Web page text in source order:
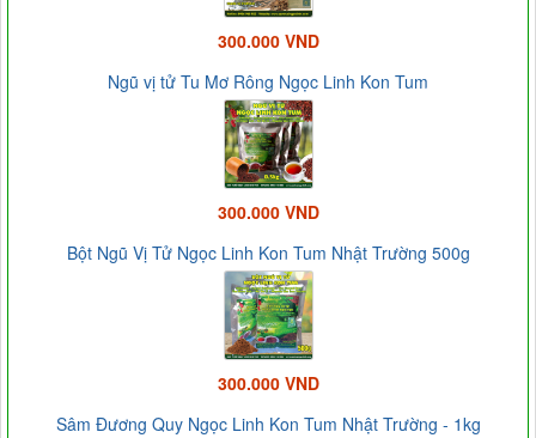
300.000 VND
Ngũ vị tử Tu Mơ Rông Ngọc Linh Kon Tum
300.000 VND
Bột Ngũ Vị Tử Ngọc Linh Kon Tum Nhật Trường 500g
300.000 VND
Sâm Đương Quy Ngọc Linh Kon Tum Nhật Trường - 1kg